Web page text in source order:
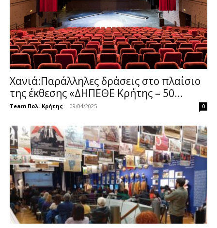
Χανιά:Παράλληλες δράσεις στο πλαίσιο
της έκθεσης «ΔΗΠΕΘΕ Κρήτης – 50...
Team Πολ. Κρήτης - 09/04/2025 0